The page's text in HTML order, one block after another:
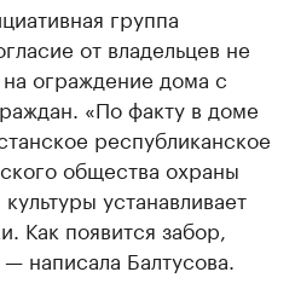
группа
от владельцев не
ограждение дома с
«По факту в доме
республиканское
общества охраны
устанавливает
Как появится забор,
написала Балтусова.